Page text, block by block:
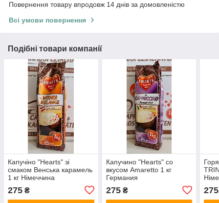
Повернення товару впродовж 14 днів за домовленістю
Всі умови повернення
Подібні товари компанії
Капучіно "Hearts" зі
смаком Венська карамель
1 кг Німеччина
275 ₴
Капучино "Hearts" со
вкусом Amaretto 1 кг
Германия
275₴ 275